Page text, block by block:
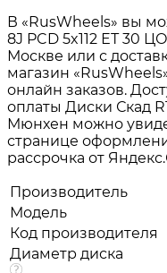
В «RusWheels» вы
8J PCD 5x112 ЕТ 30
Москве или с
магазин
онлайн заказов.
оплаты Диски Скад
Мюнхен можно
странице
рассрочка от
Производитель
Модель
Код производителя
Диаметр диска